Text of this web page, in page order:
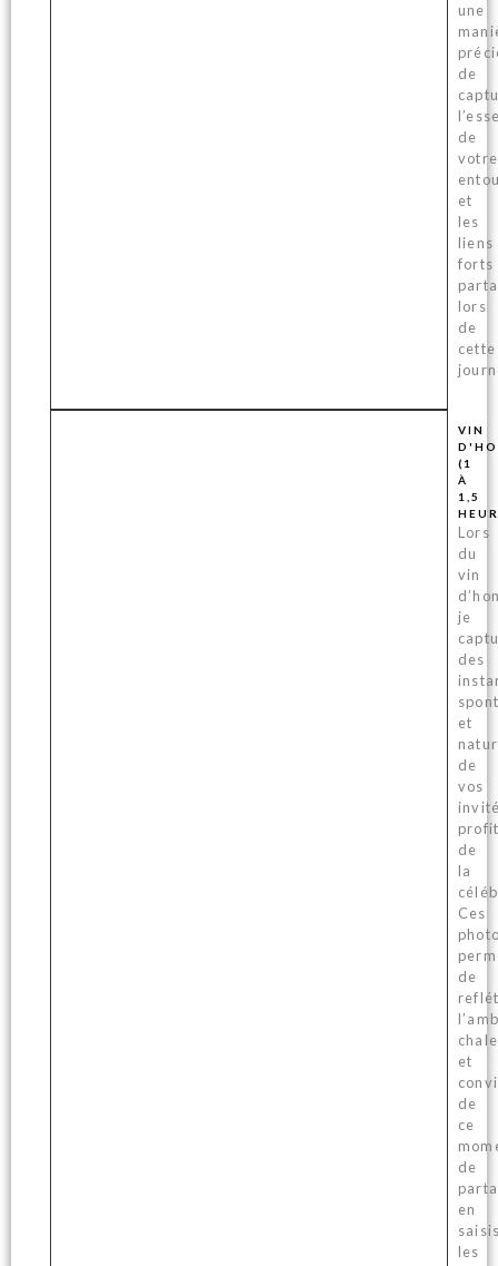
une
de
de
votre
et
les
liens
forts
lors
de
cette
VIN
(1
À
1,5
Lors
du
vin
je
des
et
de
vos
de
la
Ces
de
et
de
ce
de
en
les